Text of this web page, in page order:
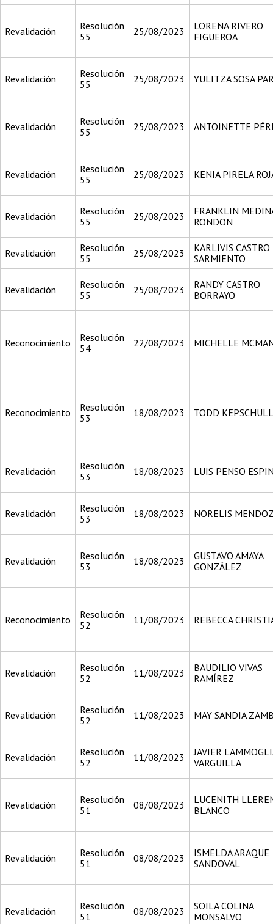
Revalidación
Resolución
55
25/08/2023
LORENA RIVERO
FIGUEROA
Revalidación
Resolución
55
25/08/2023 YULITZA SOSA
Revalidación
Resolución
55
25/08/2023 ANTOINETTE
Revalidación
Resolución
55
25/08/2023 KENIA PIRELA
Revalidación
Resolución
55
25/08/2023
FRANKLIN
RONDON
Revalidación
Resolución
55
25/08/2023
KARLIVIS CASTRO
SARMIENTO
Revalidación
Resolución
55
25/08/2023
RANDY CASTRO
BORRAYO
Reconocimiento
Resolución
54
22/08/2023 MICHELLE
Reconocimiento
Resolución
53
18/08/2023 TODD KEPSCHULL
Revalidación
Resolución
53
18/08/2023 LUIS PENSO
Revalidación
Resolución
53
18/08/2023 NORELIS
Revalidación
Resolución
53
18/08/2023
GUSTAVO AMAYA
GONZÁLEZ
Reconocimiento
Resolución
52
11/08/2023 REBECCA
Revalidación
Resolución
52
11/08/2023
BAUDILIO VIVAS
RAMÍREZ
Revalidación
Resolución
52
11/08/2023 MAY SANDIA
Revalidación
Resolución
52
11/08/2023
JAVIER
VARGUILLA
Revalidación
Resolución
51
08/08/2023
LUCENITH
BLANCO
Revalidación
Resolución
51
08/08/2023
ISMELDA ARAQUE
SANDOVAL
Revalidación
Resolución
51
08/08/2023
SOILA COLINA
MONSALVO